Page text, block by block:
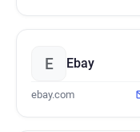
E Ebay
ebay.com